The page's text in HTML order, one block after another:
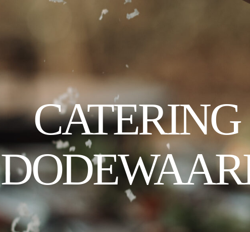
CATERING